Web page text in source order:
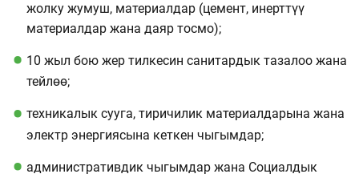
жолку жумуш, материалдар (цемент, инерттүү
материалдар жана даяр тосмо);
10 жыл бою жер тилкесин санитардык тазалоо жана
тейлөө;
техникалык сууга, тиричилик материалдарына жана
электр энергиясына кеткен чыгымдар;
административдик чыгымдар жана Социалдык